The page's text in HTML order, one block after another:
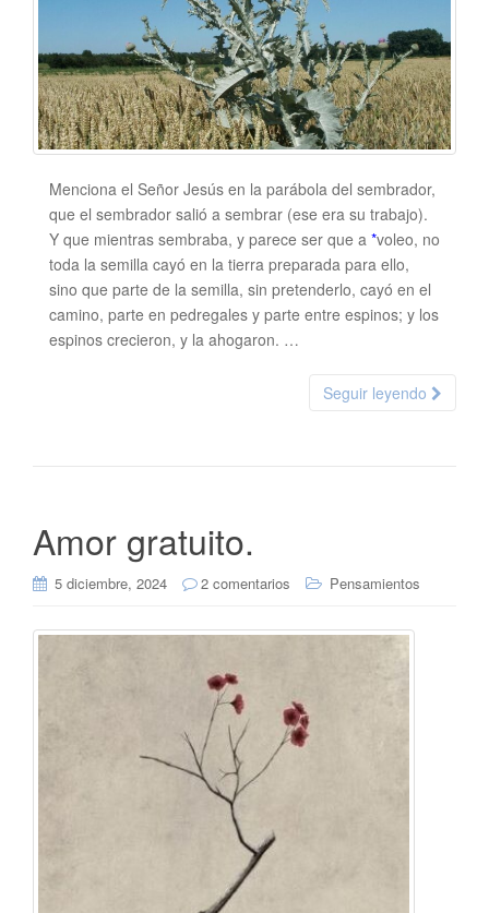
Menciona el Señor Jesús en la parábola del sembrador,
que el sembrador salió a sembrar (ese era su trabajo).
Y que mientras sembraba, y parece ser que a *voleo, no
toda la semilla cayó en la tierra preparada para ello,
sino que parte de la semilla, sin pretenderlo, cayó en el
camino, parte en pedregales y parte entre espinos; y los
espinos crecieron, y la ahogaron. …
Seguir leyendo
Amor gratuito.
5 diciembre, 2024 2 comentarios Pensamientos